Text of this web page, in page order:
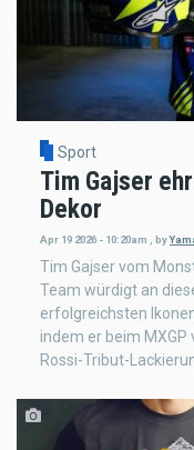
Sport
Tim Gajser
Dekor
Apr 19 2026 - 10:20am by
Tim Gajser vom
Team würdigt an
erfolgreichsten
indem er beim
Rossi-Tribut-